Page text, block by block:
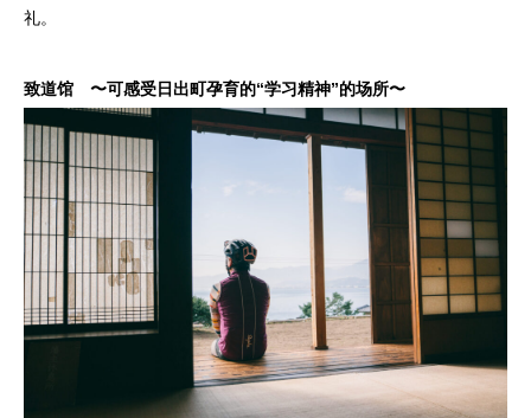
礼。
致道馆 〜可感受日出町孕育的“学习精神”的场所〜